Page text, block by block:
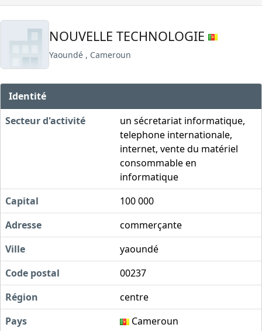
NOUVELLE TECHNOLOGIE
Yaoundé , Cameroun
Identité
Secteur d'activité
un sécretariat informatique,
telephone internationale,
internet, vente du matériel
consommable en
informatique
Capital
100 000
Adresse
commerçante
Ville
yaoundé
Code postal
00237
Région
centre
Pays
Cameroun